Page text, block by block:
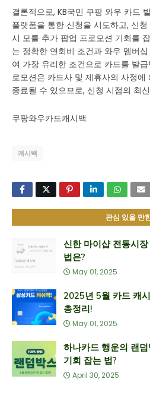
결론적으로, KB국민 쿠팡 와우 카드
플랫폼을 통한 신청을 시도하고, 신
시 모를 추가 팝업 프로모션 기회를
는 정확한 연회비 조건과 와우 멤버
여 가장 유리한 조건으로 카드를 발
로모션은 카드사 및 제휴사의 사정
종료될 수 있으므로, 신청 시점의 최
쿠팡와우카드캐시백
캐시백
관심 있을 만
신한 마이샵 전통시
법은?
May 01, 2025
2025년 5월 카드 캐
총정리!
May 01, 2025
하나카드 행운의 랜
기회 잡는 법?
April 30, 2025